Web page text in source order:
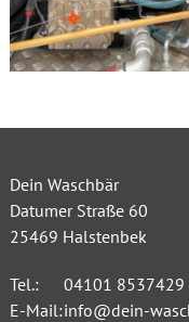
Dein Waschbär
Datumer Straße 60
25469 Halstenbek
Tel.:
04101 8537429
E-Mail:info@dein-